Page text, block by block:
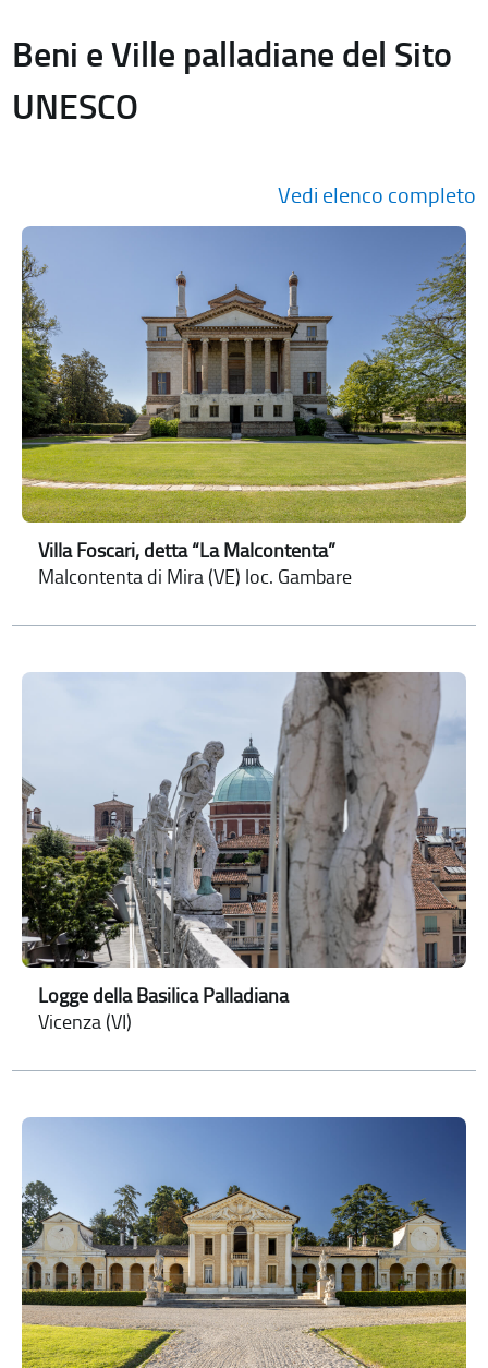
Beni e Ville palladiane del Sito
UNESCO
Vedi elenco completo
Villa Foscari, detta “La Malcontenta”
Malcontenta di Mira (VE) loc. Gambare
Logge della Basilica Palladiana
Vicenza (VI)